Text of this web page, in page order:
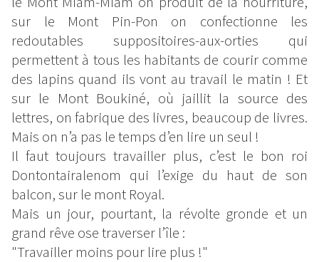
sur le Mont Pin-Pon on confectionne les
redoutables suppositoires-aux-orties qui
permettent à tous les habitants de courir comme
des lapins quand ils vont au travail le matin ! Et
sur le Mont Boukiné, où jaillit la source des
lettres, on fabrique des livres, beaucoup de livres.
Mais on n’a pas le temps d’en lire un seul !
Il faut toujours travailler plus, c’est le bon roi
Dontontairalenom qui l’exige du haut de son
balcon, sur le mont Royal.
Mais un jour, pourtant, la révolte gronde et un
grand rêve ose traverser l’île :
"Travailler moins pour lire plus !"